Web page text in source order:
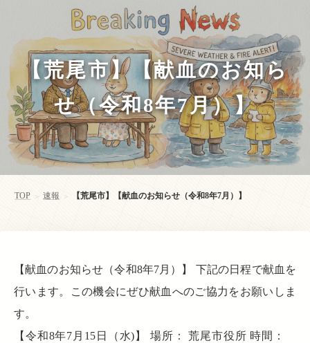
【荒尾市】【献血のお知ら
せ（令和8年7月）】
TOP > 速報 > 【荒尾市】【献血のお知らせ（令和8年7月）】
【献血のお知らせ（令和8年7月）】 下記の日程で献血を
行います。この機会にぜひ献血へのご協力をお願いしま
す。
【令和8年7月15日（水)】 場所： 荒尾市役所 時間：